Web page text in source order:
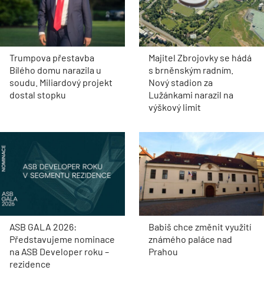
Trumpova přestavba
Bílého domu narazila u
soudu. Miliardový projekt
dostal stopku
Majitel Zbrojovky se hádá
s brněnským radním.
Nový stadion za
Lužánkami narazil na
výškový limit
ASB GALA 2026:
Představujeme nominace
na ASB Developer roku –
rezidence
Babiš chce změnit využití
známého paláce nad
Prahou